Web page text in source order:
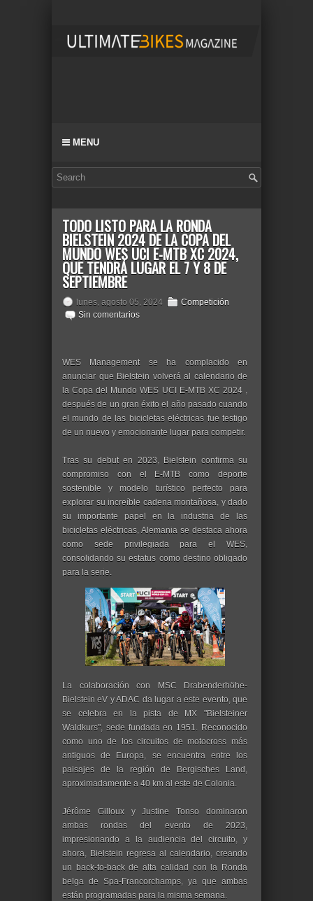
MENU
TODO LISTO PARA LA RONDA
BIELSTEIN 2024 DE LA COPA DEL
MUNDO WES UCI E-MTB XC 2024,
QUE TENDRÁ LUGAR EL 7 Y 8 DE
SEPTIEMBRE
lunes, agosto 05, 2024
Competición
Sin comentarios
WES Management se ha complacido en
anunciar que Bielstein volverá al calendario de
la Copa del Mundo WES UCI E-MTB XC 2024 ,
después de un gran éxito el año pasado cuando
el mundo de las bicicletas eléctricas fue testigo
de un nuevo y emocionante lugar para competir.
Tras su debut en 2023, Bielstein confirma su
compromiso con el E-MTB como deporte
sostenible y modelo turístico perfecto para
explorar su increíble cadena montañosa, y dado
su importante papel en la industria de las
bicicletas eléctricas, Alemania se destaca ahora
como sede privilegiada para el WES,
consolidando su estatus como destino obligado
para la serie.
La colaboración con MSC Drabenderhöhe-
Bielstein eV y ADAC da lugar a este evento, que
se celebra en la pista de MX "Bielsteiner
Waldkurs", sede fundada en 1951. Reconocido
como uno de los circuitos de motocross más
antiguos de Europa, se encuentra entre los
paisajes de la región de Bergisches Land,
aproximadamente a 40 km al este de Colonia.
Jérôme Gilloux y Justine Tonso dominaron
ambas rondas del evento de 2023,
impresionando a la audiencia del circuito, y
ahora, Bielstein regresa al calendario, creando
un back-to-back de alta calidad con la Ronda
belga de Spa-Francorchamps, ya que ambas
están programadas para la misma semana.